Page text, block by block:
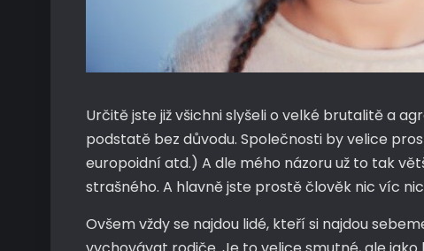
Určitě jste již všichni slyšeli o velké brutalitě a
podstatě bez důvodu. Společnosti by velice
europoidní atd.) A dle mého názoru už to tak
strašného. A hlavně jste prostě člověk nic víc
Ovšem vždy se najdou lidé, kteří si najdou